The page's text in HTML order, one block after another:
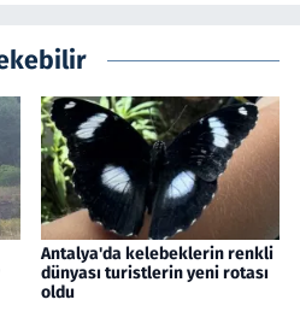
Antalya'da kelebeklerin renkli
dünyası turistlerin yeni rotası
oldu